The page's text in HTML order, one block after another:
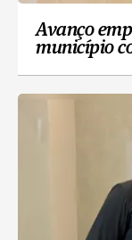
Avanço
município